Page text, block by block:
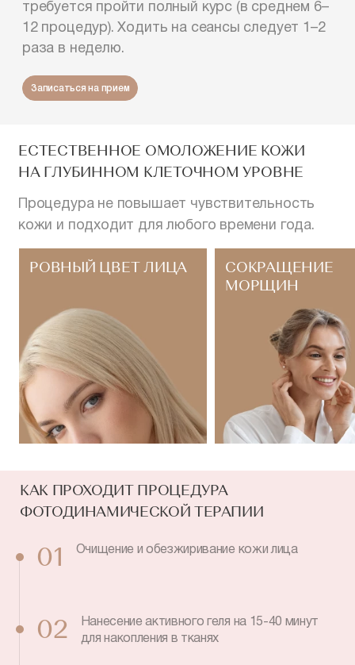
требуется пройти полный курс (в среднем 6–
12 процедур). Ходить на сеансы следует 1–2
раза в неделю.
Записаться на прием
ЕСТЕСТВЕННОЕ ОМОЛОЖЕНИЕ КОЖИ
НА ГЛУБИННОМ КЛЕТОЧНОМ УРОВНЕ
Процедура не повышает чувствительность
кожи и подходит для любого времени года.
РОВНЫЙ ЦВЕТ ЛИЦА
СОКРАЩЕНИЕ
МОРЩИН
КАК ПРОХОДИТ ПРОЦЕДУРА
ФОТОДИНАМИЧЕСКОЙ ТЕРАПИИ
01 Очищение и обезжиривание кожи лица
02
Нанесение активного геля на 15-40 минут
для накопления в тканях